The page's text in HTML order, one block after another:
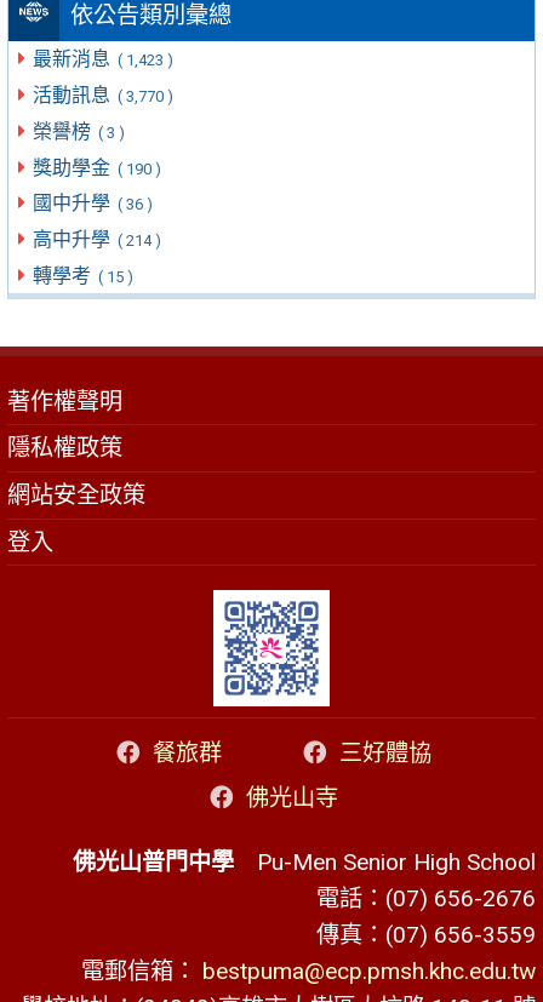
依公告類別彙總
最新消息 ( 1,423 )
活動訊息 ( 3,770 )
榮譽榜 ( 3 )
獎助學金 ( 190 )
國中升學 ( 36 )
高中升學 ( 214 )
轉學考 ( 15 )
著作權聲明
隱私權政策
網站安全政策
登入
餐旅群
三好體協
佛光山寺
佛光山普門中學 Pu-Men Senior High School
電話：(07) 656-2676
傳真：(07) 656-3559
電郵信箱： bestpuma@ecp.pmsh.khc.edu.tw